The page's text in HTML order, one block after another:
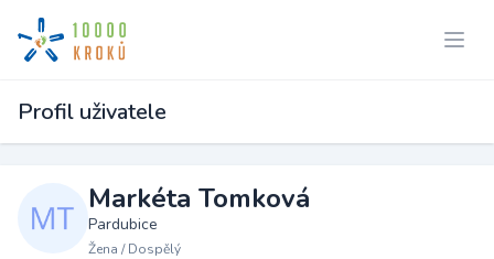
Profil uživatele
Markéta Tomková
Pardubice
Žena / Dospělý